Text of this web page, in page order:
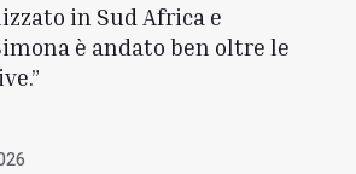
in Sud Africa e
è andato ben oltre le